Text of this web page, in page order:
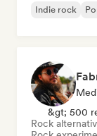
Indie rock
&gt; 500
Rock